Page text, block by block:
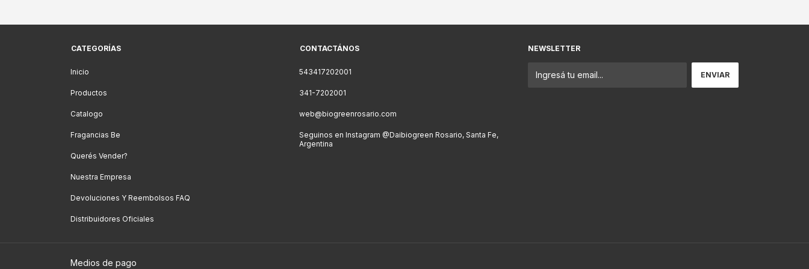
CATEGORÍAS
Inicio
Productos
Catalogo
Fragancias Be
Querés Vender?
Nuestra Empresa
Devoluciones Y Reembolsos FAQ
Distribuidores Oficiales
CONTACTÁNOS
543417202001
341-7202001
web@biogreenrosario.com
Seguinos en Instagram @Daibiogreen Rosario, Santa Fe,
Argentina
NEWSLETTER
Medios de pago